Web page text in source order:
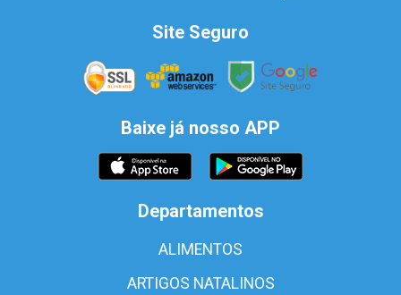
Site Seguro
Baixe já nosso APP
Departamentos
ALIMENTOS
ARTIGOS NATALINOS